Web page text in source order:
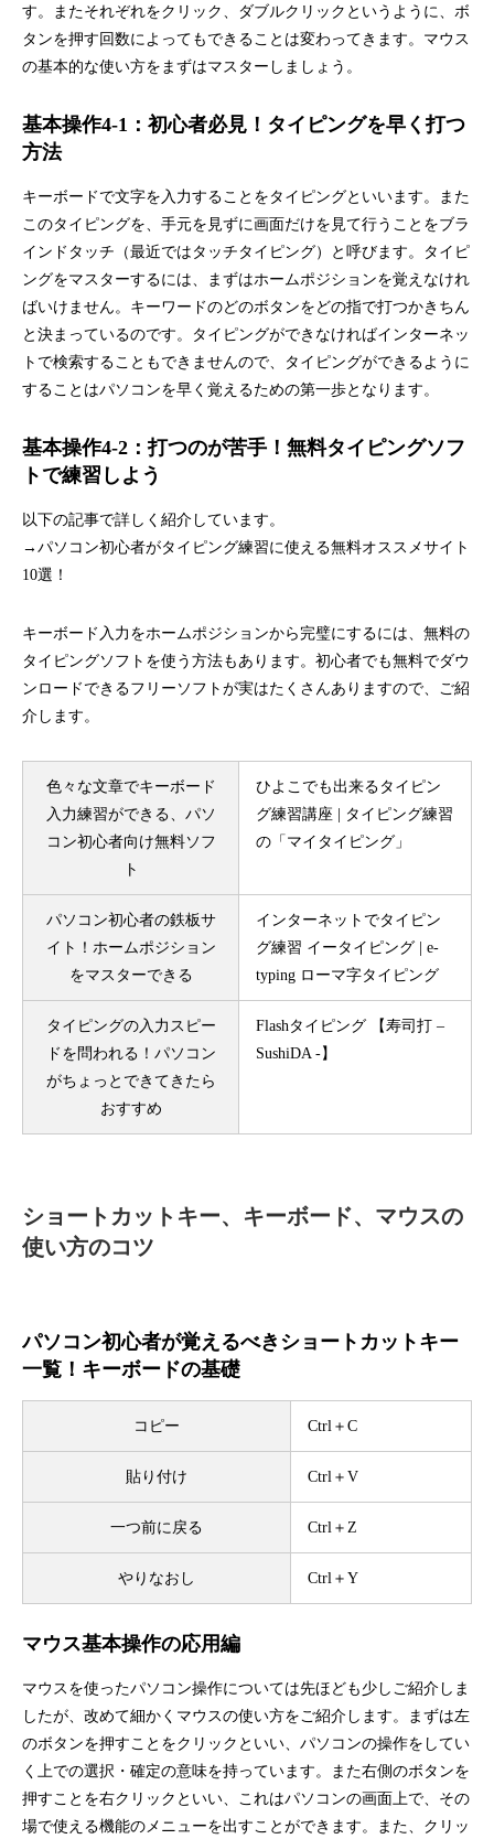
す。またそれぞれをクリック、ダブルクリックというように、ボ
タンを押す回数によってもできることは変わってきます。マウス
の基本的な使い方をまずはマスターしましょう。
基本操作4-1：初心者必見！タイピングを早く打つ
方法
キーボードで文字を入力することをタイピングといいます。また
このタイピングを、手元を見ずに画面だけを見て行うことをブラ
インドタッチ（最近ではタッチタイピング）と呼びます。タイピ
ングをマスターするには、まずはホームポジションを覚えなけれ
ばいけません。キーワードのどのボタンをどの指で打つかきちん
と決まっているのです。タイピングができなければインターネッ
トで検索することもできませんので、タイピングができるように
することはパソコンを早く覚えるための第一歩となります。
基本操作4-2：打つのが苦手！無料タイピングソフ
トで練習しよう
以下の記事で詳しく紹介しています。
→パソコン初心者がタイピング練習に使える無料オススメサイト
10選！
キーボード入力をホームポジションから完璧にするには、無料の
タイピングソフトを使う方法もあります。初心者でも無料でダウ
ンロードできるフリーソフトが実はたくさんありますので、ご紹
介します。
色々な文章でキーボード
入力練習ができる、パソ
コン初心者向け無料ソフ
ト
ひよこでも出来るタイピン
グ練習講座 | タイピング練習
の「マイタイピング」
パソコン初心者の鉄板サ
イト！ホームポジション
をマスターできる
インターネットでタイピン
グ練習 イータイピング | e-
typing ローマ字タイピング
タイピングの入力スピー
ドを問われる！パソコン
がちょっとできてきたら
おすすめ
Flashタイピング 【寿司打 –
SushiDA -】
ショートカットキー、キーボード、マウスの
使い方のコツ
パソコン初心者が覚えるべきショートカットキー
一覧！キーボードの基礎
コピー Ctrl＋C
貼り付け Ctrl＋V
一つ前に戻る Ctrl＋Z
やりなおし Ctrl＋Y
マウス基本操作の応用編
マウスを使ったパソコン操作については先ほども少しご紹介しま
したが、改めて細かくマウスの使い方をご紹介します。まずは左
のボタンを押すことをクリックといい、パソコンの操作をしてい
く上での選択・確定の意味を持っています。また右側のボタンを
押すことを右クリックといい、これはパソコンの画面上で、その
場で使える機能のメニューを出すことができます。また、クリッ